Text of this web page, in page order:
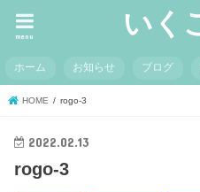
いく
menu
ホーム お知らせ ブログ
HOME rogo-3
2022.02.13
rogo-3